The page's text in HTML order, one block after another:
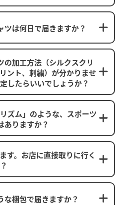
ツは何日で届きますか？
の加工方法（シルクスクリ
ント、刺繍）が分かりませ
したらいいでしょうか？
ズム」のような、スポーツ
ありますか？
す。お店に直接取りに行く
な梱包で届きますか？